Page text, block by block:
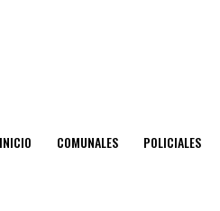
INICIO COMUNALES POLICIALES